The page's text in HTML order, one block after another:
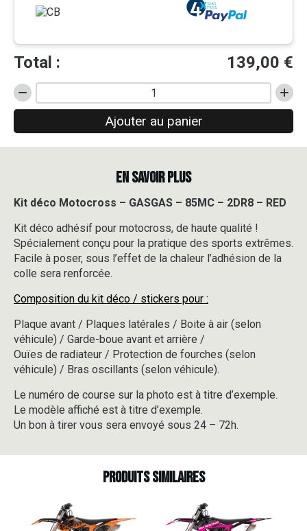
Total : 139,00 €
quantité
de
déco
Motocross
85MC
2DR8
-
RED
Ajouter au panier
EN SAVOIR PLUS
Kit déco Motocross – GASGAS – 85MC – 2DR8 – RED
Kit déco adhésif pour motocross, de haute qualité !
Spécialement conçu pour la pratique des sports extrêmes.
Facile à poser, sous l’effet de la chaleur l’adhésion de la
colle sera renforcée.
Composition du kit déco / stickers pour :
Plaque avant / Plaques latérales / Boite à air (selon
véhicule) / Garde-boue avant et arrière /
Ouïes de radiateur / Protection de fourches (selon
véhicule) / Bras oscillants (selon véhicule).
Le numéro de course sur la photo est à titre d’exemple.
Le modèle affiché est à titre d’exemple.
Un bon à tirer vous sera envoyé sous 24 – 72h.
Produits similaires